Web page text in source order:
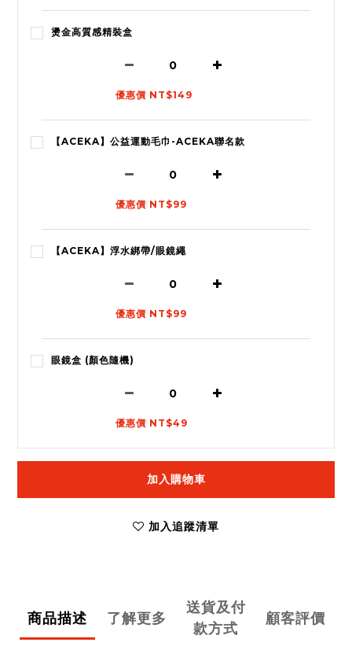
燙金高質感精裝盒
優惠價 NT$149
【ACEKA】公益運動毛巾-ACEKA聯名款
優惠價 NT$99
【ACEKA】浮水綁帶/眼鏡繩
優惠價 NT$99
眼鏡盒 (顏色隨機)
優惠價 NT$49
加入購物車
加入追蹤清單
商品描述 了解更多
送貨及付
款方式
顧客評價